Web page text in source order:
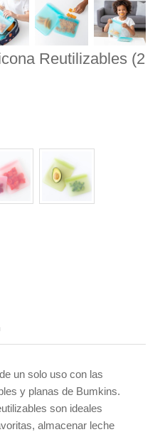
Reutilizables (2
un solo uso con las
y planas de Bumkins.
son ideales
almacenar leche